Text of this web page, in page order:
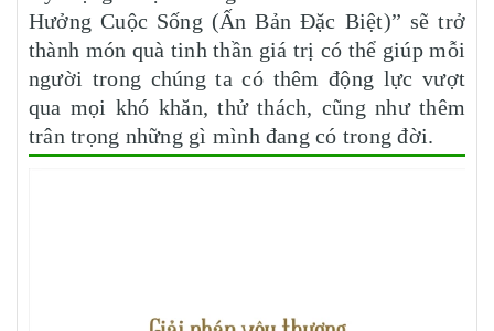
Hưởng Cuộc Sống (Ấn Bản Đặc Biệt)” sẽ trở
thành món quà tinh thần giá trị có thể giúp mỗi
người trong chúng ta có thêm động lực vượt
qua mọi khó khăn, thử thách, cũng như thêm
trân trọng những gì mình đang có trong đời.